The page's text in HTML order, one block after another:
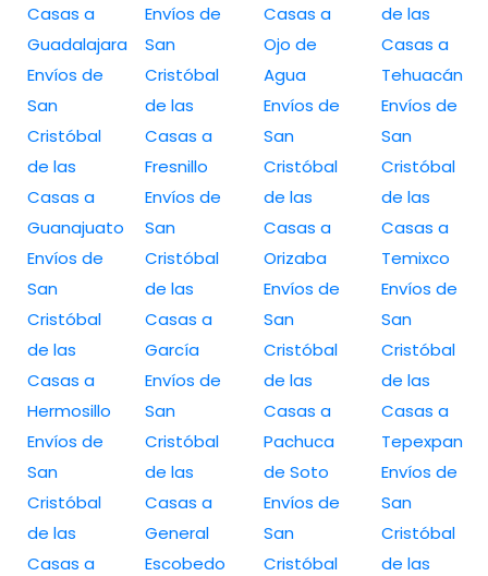
Casas a
Guadalajara
Envíos de
San
Cristóbal
de las
Casas a
Guanajuato
Envíos de
San
Cristóbal
de las
Casas a
Hermosillo
Envíos de
San
Cristóbal
de las
Casas a
Envíos de
San
Cristóbal
de las
Casas a
Fresnillo
Envíos de
San
Cristóbal
de las
Casas a
García
Envíos de
San
Cristóbal
de las
Casas a
General
Escobedo
Casas a
Ojo de
Agua
Envíos de
San
Cristóbal
de las
Casas a
Orizaba
Envíos de
San
Cristóbal
de las
Casas a
Pachuca
de Soto
Envíos de
San
Cristóbal
de las
Casas a
Tehuacán
Envíos de
San
Cristóbal
de las
Casas a
Temixco
Envíos de
San
Cristóbal
de las
Casas a
Tepexpan
Envíos de
San
Cristóbal
de las